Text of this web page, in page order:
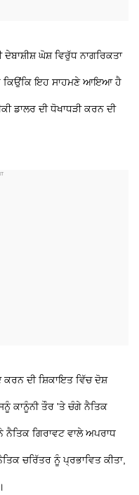
ਦੇਬਾਸ਼ੀਸ਼ ਘੋਸ਼ ਵਿਰੁੱਧ ਨਾਗਰਿਕਤਾ
ਕਿਉਂਕਿ ਇਹ ਸਾਹਮਣੇ ਆਇਆ ਹੈ
ਡਾਲਰ ਦੀ ਧੋਖਾਧੜੀ ਕਰਨ ਦੀ
ਕਰਨ ਦੀ ਸ਼ਿਕਾਇਤ ਵਿੱਚ ਦੋਸ਼
ਕਾਨੂੰਨੀ ਤੌਰ 'ਤੇ ਚੰਗੇ ਨੈਤਿਕ
ਗਿਰਾਵਟ ਵਾਲੇ ਅਪਰਾਧ
ਚਰਿੱਤਰ ਨੂੰ ਪ੍ਰਭਾਵਿਤ ਕੀਤਾ,